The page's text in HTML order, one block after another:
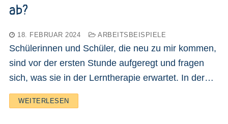
ab?
18. FEBRUAR 2024 ARBEITSBEISPIELE
Schülerinnen und Schüler, die neu zu mir kommen,
sind vor der ersten Stunde aufgeregt und fragen
sich, was sie in der Lerntherapie erwartet. In der…
WEITERLESEN